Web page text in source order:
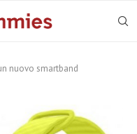
nuovo smartband